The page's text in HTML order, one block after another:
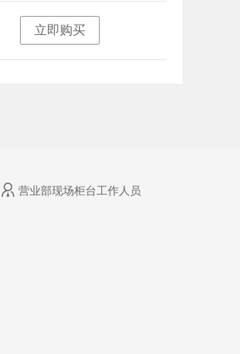
立即购买
营业部现场柜台工作人员